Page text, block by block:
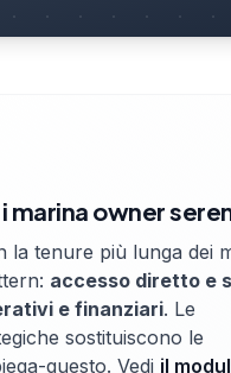
marina owner
la tenure più lunga dei
accesso diretto e
e finanziari. Le
sostituiscono le
questo. Vedi il